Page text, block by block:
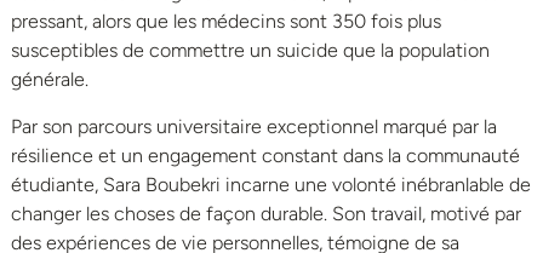
pressant, alors que les médecins sont 350 fois plus
susceptibles de commettre un suicide que la population
générale.
Par son parcours universitaire exceptionnel marqué par la
résilience et un engagement constant dans la communauté
étudiante, Sara Boubekri incarne une volonté inébranlable de
changer les choses de façon durable. Son travail, motivé par
des expériences de vie personnelles, témoigne de sa